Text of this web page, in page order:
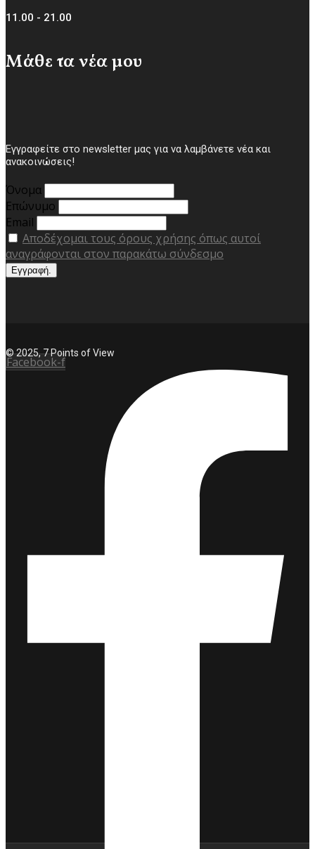
11.00 - 21.00
Μάθε τα νέα μου
Εγγραφείτε στο newsletter μας για να λαμβάνετε νέα και
ανακοινώσεις!
Όνομα
Επώνυμο
Email
Αποδέχομαι τους όρους χρήσης όπως αυτοί
αναγράφονται στον παρακάτω σύνδεσμο
© 2025, 7 Points of View
Facebook-f